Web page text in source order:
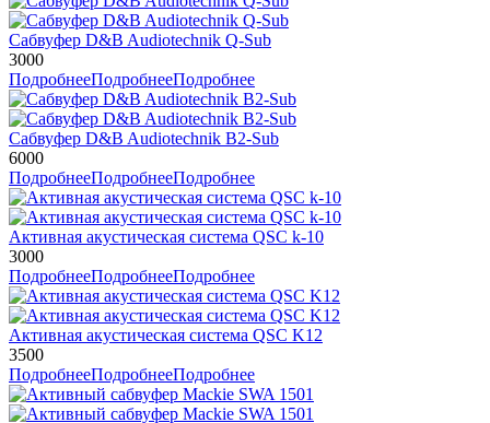
Cабвуфер D&B Audiotechnik Q-Sub
3000
ПодробнееПодробнееПодробнее
Сабвуфер D&B Audiotechnik B2-Sub
6000
ПодробнееПодробнееПодробнее
Активная акустическая система QSC k-10
3000
ПодробнееПодробнееПодробнее
Активная акустическая система QSC K12
3500
ПодробнееПодробнееПодробнее